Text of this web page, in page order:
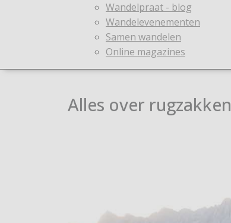
Wandelpraat - blog
Wandelevenementen
Samen wandelen
Online magazines
Alles over rugzakken